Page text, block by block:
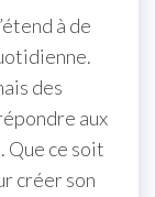
à de
des
aux
Que ce soit
créer son